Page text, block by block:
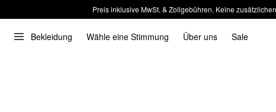
Preis inklusive MwSt. & Zollgebühren. Keine
Bekleidung Wähle eine Stimmung Über uns Sale